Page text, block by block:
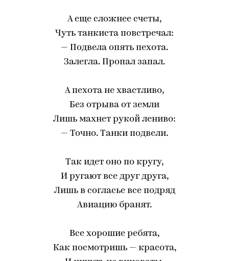
А еще сложнее счеты,
Чуть танкиста повстречал:
— Подвела опять пехота.
Залегла. Пропал запал.
А пехота не хвастливо,
Без отрыва от земли
Лишь махнет рукой лениво:
— Точно. Танки подвели.
Так идет оно по кругу,
И ругают все друг друга,
Лишь в согласье все подряд
Авиацию бранят.
Все хорошие ребята,
Как посмотришь — красота,